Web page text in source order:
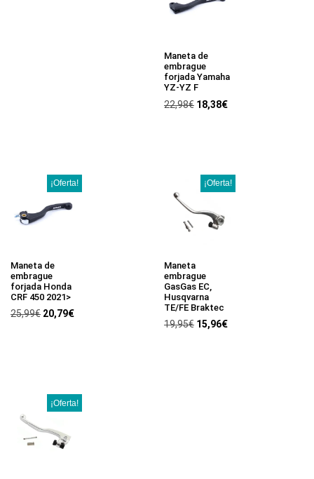
Maneta de
embrague
forjada Yamaha
YZ-YZ F
22,98€ 18,38€
¡Oferta!
Maneta de
embrague
forjada Honda
CRF 450 2021>
25,99€ 20,79€
¡Oferta!
Maneta
embrague
GasGas EC,
Husqvarna
TE/FE Braktec
19,95€ 15,96€
¡Oferta!